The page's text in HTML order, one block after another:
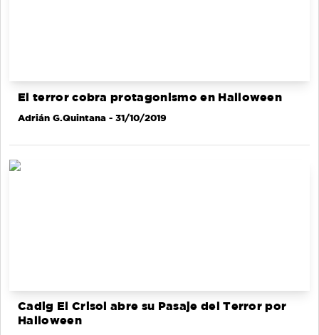
El terror cobra protagonismo en Halloween
Adrián G.Quintana - 31/10/2019
Cadig El Crisol abre su Pasaje del Terror por
Halloween